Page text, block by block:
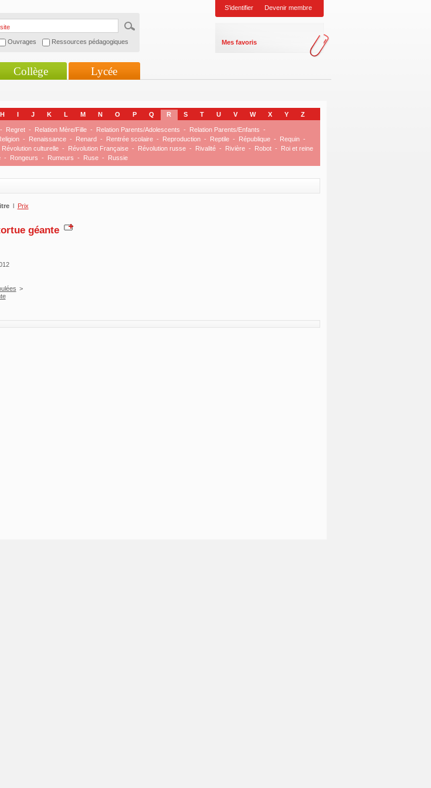
Ouvrages Ressources pédagogiques
S'identifier Devenir membre
Mes favoris
Collège Lycée
H I J K L M N O P Q R S T U V W X Y Z
- Regret - Relation Mère/Fille - Relation Parents/Adolescents - Relation Parents/Enfants -
- Renaissance - Renard - Rentrée scolaire - Reproduction - Reptile - République - Requin -
Révolution culturelle - Révolution Française - Révolution russe - Rivalité - Rivière - Robot -
Roi et reine
- Rongeurs - Rumeurs - Ruse - Russie
l Prix
géante
>